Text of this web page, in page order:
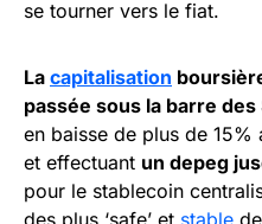
se tourner vers le fiat.
La capitalisation
passée sous la barre
en baisse de plus de
et effectuant un depeg
pour le stablecoin